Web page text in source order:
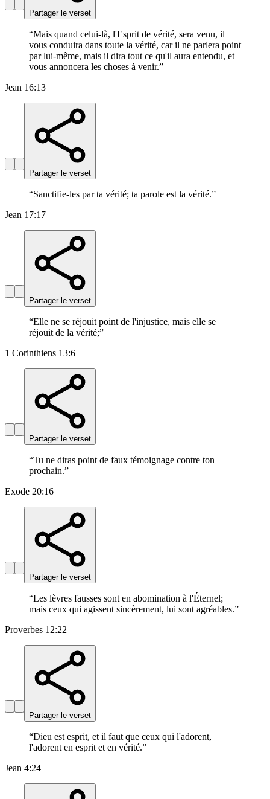
Partager le verset
“Mais quand celui-là, l'Esprit de vérité, sera venu, il
vous conduira dans toute la vérité, car il ne parlera point
par lui-même, mais il dira tout ce qu'il aura entendu, et
vous annoncera les choses à venir.”
Jean 16:13
Partager le verset
“Sanctifie-les par ta vérité; ta parole est la vérité.”
Jean 17:17
Partager le verset
“Elle ne se réjouit point de l'injustice, mais elle se
réjouit de la vérité;”
1 Corinthiens 13:6
Partager le verset
“Tu ne diras point de faux témoignage contre ton
prochain.”
Exode 20:16
Partager le verset
“Les lèvres fausses sont en abomination à l'Éternel;
mais ceux qui agissent sincèrement, lui sont agréables.”
Proverbes 12:22
Partager le verset
“Dieu est esprit, et il faut que ceux qui l'adorent,
l'adorent en esprit et en vérité.”
Jean 4:24